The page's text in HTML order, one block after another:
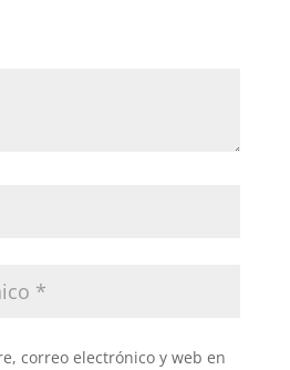
correo electrónico y web en